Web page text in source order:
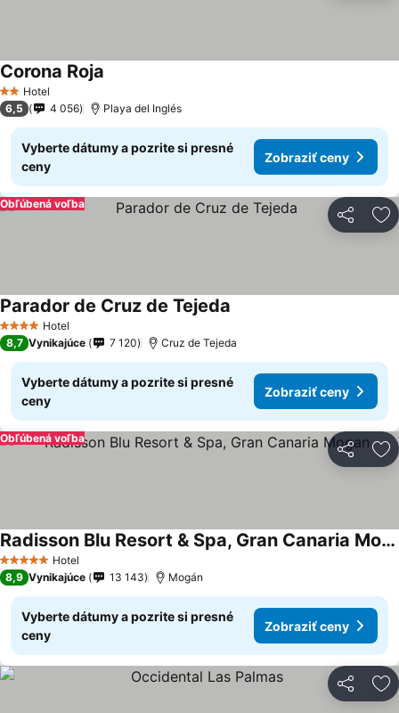
2 Počet hviezdičiek
Hotel
Corona Roja
6,5 4 056 Playa del Inglés
Vyberte dátumy a pozrite si presné
ceny
Zobraziť ceny
Zdieľať
Obľúbená voľba
4 Počet hviezdičiek
Hotel
Parador de Cruz de Tejeda
8,7 Vynikajúce 7 120 Cruz de Tejeda
Vyberte dátumy a pozrite si presné
ceny
Zobraziť ceny
Zdieľať
Obľúbená voľba
5 Počet hviezdičiek
Hotel
Radisson Blu Resort & Spa, Gran Canaria Mogan
8,9 Vynikajúce 13 143 Mogán
Vyberte dátumy a pozrite si presné
ceny
Zobraziť ceny
Zdieľať